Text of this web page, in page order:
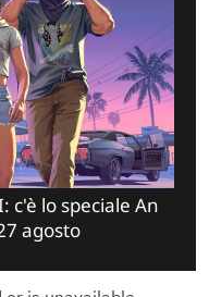
c'è lo speciale An
agosto